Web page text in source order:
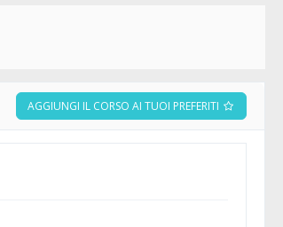
AGGIUNGI IL CORSO AI TUOI PREFERITI